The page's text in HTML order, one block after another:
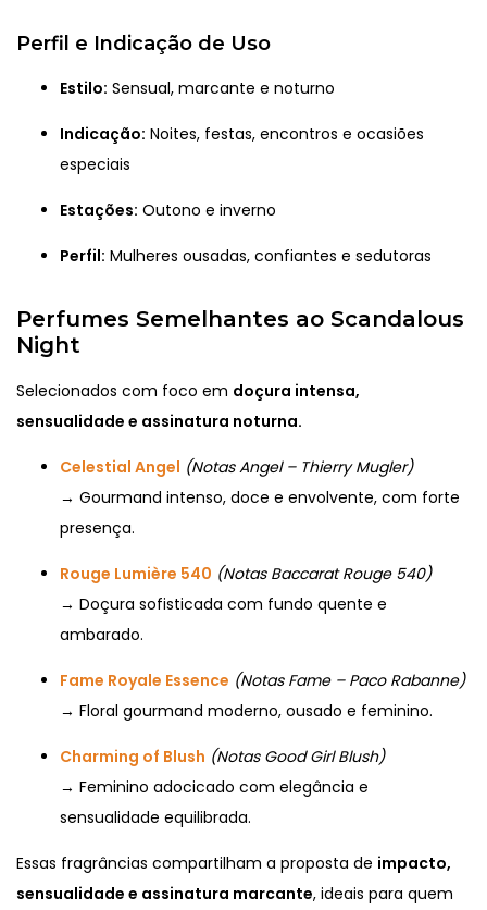
Perfil e Indicação de Uso
Estilo: Sensual, marcante e noturno
Indicação: Noites, festas, encontros e ocasiões
especiais
Estações: Outono e inverno
Perfil: Mulheres ousadas, confiantes e sedutoras
Perfumes Semelhantes ao Scandalous
Night
Selecionados com foco em doçura intensa,
sensualidade e assinatura noturna.
Celestial Angel (Notas Angel – Thierry Mugler)
→ Gourmand intenso, doce e envolvente, com forte
presença.
Rouge Lumière 540 (Notas Baccarat Rouge 540)
→ Doçura sofisticada com fundo quente e
ambarado.
Fame Royale Essence (Notas Fame – Paco Rabanne)
→ Floral gourmand moderno, ousado e feminino.
Charming of Blush (Notas Good Girl Blush)
→ Feminino adocicado com elegância e
sensualidade equilibrada.
Essas fragrâncias compartilham a proposta de impacto,
sensualidade e assinatura marcante, ideais para quem